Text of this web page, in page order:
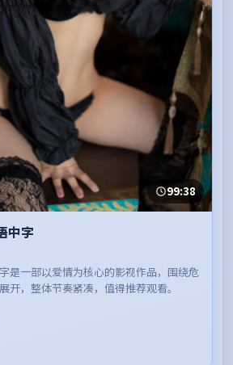
99:38
中字
是一部以爱情为核心的影视作品，围绕危
开，整体节奏紧凑，值得推荐观看。